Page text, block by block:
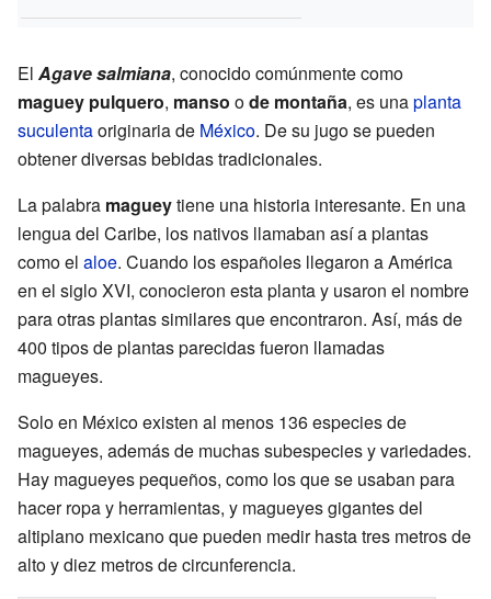
El Agave salmiana, conocido comúnmente como
maguey pulquero, manso ode montaña, es unaplanta
suculentaoriginaria de México. De su jugo se pueden
obtener diversas bebidas tradicionales.
La palabra magueytiene una historia interesante. En una
lengua del Caribe, los nativos llamaban así a plantas
como el aloe. Cuando los españoles llegaron a América
en el siglo XVI, conocieron esta planta y usaron el nombre
para otras plantas similares que encontraron. Así, más de
400 tipos de plantas parecidas fueron llamadas
magueyes.
Solo en México existen al menos 136 especies de
magueyes, además de muchas subespecies y variedades.
Hay magueyes pequeños, como los que se usaban para
hacer ropa y herramientas, y magueyes gigantes del
altiplano mexicano que pueden medir hasta tres metros de
alto y diez metros de circunferencia.